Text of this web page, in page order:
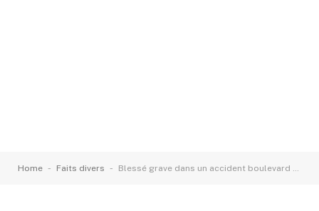
Home - Faits divers - Blessé grave dans un accident boulevard Saint-Martin Ouest